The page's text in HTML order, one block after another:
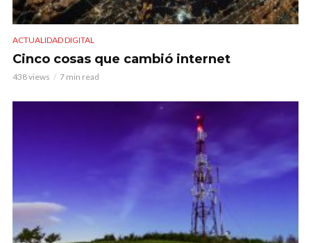
ACTUALIDAD DIGITAL
Cinco cosas que cambió internet
438 views 7 min read